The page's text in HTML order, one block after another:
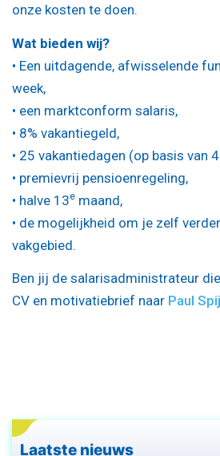
onze kosten te doen.
Wat bieden wij?
• Een uitdagende, afwisselende
week,
• een marktconform salaris,
• 8% vakantiegeld,
• 25 vakantiedagen (op basis van
• premievrij pensioenregeling,
• halve 13e maand,
• de mogelijkheid om je zelf
vakgebied.
Ben jij de salarisadministrateur
CV en motivatiebrief naar Paul
Laatste nieuws